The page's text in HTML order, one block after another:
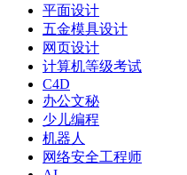
平面设计
五金模具设计
网页设计
计算机等级考试
C4D
办公文秘
少儿编程
机器人
网络安全工程师